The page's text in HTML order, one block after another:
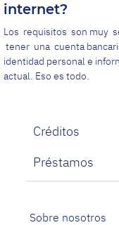
internet?
Los requisitos son muy
tener una cuenta
identidad personal e
actual. Eso es todo.
Créditos
Préstamos
Sobre nosotros